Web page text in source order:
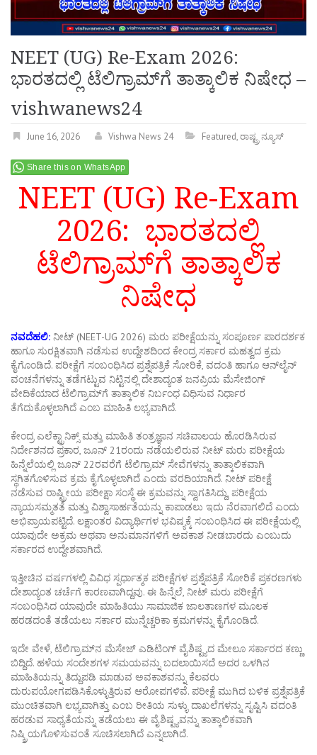
NEET (UG) Re-Exam 2026:
ಭಾರತದಲ್ಲಿ ಟೆಲಿಗ್ರಾಮ್‌ಗೆ ತಾತ್ಕಾಲಿಕ ನಿಷೇಧ –
vishwanews24
June 16, 2026 Vishwa News 24 Featured,ರಾಷ್ಟ್ರ ನ್ಯೂಸ್
Share this on WhatsApp
NEET (UG) Re-Exam
2026: ಭಾರತದಲ್ಲಿ
ಟೆಲಿಗ್ರಾಮ್‌ಗೆ ತಾತ್ಕಾಲಿಕ
ನಿಷೇಧ
ನವದೆಹಲಿ: ನೀಟ್ (NEET-UG 2026) ಮರು ಪರೀಕ್ಷೆಯನ್ನು ಸಂಪೂರ್ಣ ಪಾರದರ್ಶಕ
ಹಾಗೂ ಸುರಕ್ಷಿತವಾಗಿ ನಡೆಸುವ ಉದ್ದೇಶದಿಂದ ಕೇಂದ್ರ ಸರ್ಕಾರ ಮಹತ್ವದ ಕ್ರಮ
ಕೈಗೊಂಡಿದೆ. ಪರೀಕ್ಷೆಗೆ ಸಂಬಂಧಿಸಿದ ಪ್ರಶ್ನೆಪತ್ರಿಕೆ ಸೋರಿಕೆ, ವದಂತಿ ಹಾಗೂ ಆನ್‌ಲೈನ್
ವಂಚನೆಗಳನ್ನು ತಡೆಗಟ್ಟುವ ನಿಟ್ಟಿನಲ್ಲಿ ದೇಶಾದ್ಯಂತ ಜನಪ್ರಿಯ ಮೆಸೇಜಿಂಗ್
ವೇದಿಕೆಯಾದ ಟೆಲಿಗ್ರಾಮ್‌ಗೆ ತಾತ್ಕಾಲಿಕ ನಿರ್ಬಂಧ ವಿಧಿಸುವ ನಿರ್ಧಾರ
ತೆಗೆದುಕೊಳ್ಳಲಾಗಿದೆ ಎಂಬ ಮಾಹಿತಿ ಲಭ್ಯವಾಗಿದೆ.
ಕೇಂದ್ರ ಎಲೆಕ್ಟ್ರಾನಿಕ್ಸ್ ಮತ್ತು ಮಾಹಿತಿ ತಂತ್ರಜ್ಞಾನ ಸಚಿವಾಲಯ ಹೊರಡಿಸಿರುವ
ನಿರ್ದೇಶನದ ಪ್ರಕಾರ, ಜೂನ್ 21ರಂದು ನಡೆಯಲಿರುವ ನೀಟ್ ಮರು ಪರೀಕ್ಷೆಯ
ಹಿನ್ನೆಲೆಯಲ್ಲಿ ಜೂನ್ 22ರವರೆಗೆ ಟೆಲಿಗ್ರಾಮ್ ಸೇವೆಗಳನ್ನು ತಾತ್ಕಾಲಿಕವಾಗಿ
ಸ್ಥಗಿತಗೊಳಿಸುವ ಕ್ರಮ ಕೈಗೊಳ್ಳಲಾಗಿದೆ ಎಂದು ವರದಿಯಾಗಿದೆ. ನೀಟ್ ಪರೀಕ್ಷೆ
ನಡೆಸುವ ರಾಷ್ಟ್ರೀಯ ಪರೀಕ್ಷಾ ಸಂಸ್ಥೆ ಈ ಕ್ರಮವನ್ನು ಸ್ವಾಗತಿಸಿದ್ದು, ಪರೀಕ್ಷೆಯ
ನ್ಯಾಯಸಮ್ಮತತೆ ಮತ್ತು ವಿಶ್ವಾಸಾರ್ಹತೆಯನ್ನು ಕಾಪಾಡಲು ಇದು ನೆರವಾಗಲಿದೆ ಎಂದು
ಅಭಿಪ್ರಾಯಪಟ್ಟಿದೆ. ಲಕ್ಷಾಂತರ ವಿದ್ಯಾರ್ಥಿಗಳ ಭವಿಷ್ಯಕ್ಕೆ ಸಂಬಂಧಿಸಿದ ಈ ಪರೀಕ್ಷೆಯಲ್ಲಿ
ಯಾವುದೇ ಅಕ್ರಮ ಅಥವಾ ಅನುಮಾನಗಳಿಗೆ ಅವಕಾಶ ನೀಡಬಾರದು ಎಂಬುದು
ಸರ್ಕಾರದ ಉದ್ದೇಶವಾಗಿದೆ.
ಇತ್ತೀಚಿನ ವರ್ಷಗಳಲ್ಲಿ ವಿವಿಧ ಸ್ಪರ್ಧಾತ್ಮಕ ಪರೀಕ್ಷೆಗಳ ಪ್ರಶ್ನೆಪತ್ರಿಕೆ ಸೋರಿಕೆ ಪ್ರಕರಣಗಳು
ದೇಶಾದ್ಯಂತ ಚರ್ಚೆಗೆ ಕಾರಣವಾಗಿದ್ದವು. ಈ ಹಿನ್ನೆಲೆ, ನೀಟ್ ಮರು ಪರೀಕ್ಷೆಗೆ
ಸಂಬಂಧಿಸಿದ ಯಾವುದೇ ಮಾಹಿತಿಯು ಸಾಮಾಜಿಕ ಜಾಲತಾಣಗಳ ಮೂಲಕ
ಹರಡದಂತೆ ತಡೆಯಲು ಸರ್ಕಾರ ಮುನ್ನೆಚ್ಚರಿಕಾ ಕ್ರಮಗಳನ್ನು ಕೈಗೊಂಡಿದೆ.
ಇದೇ ವೇಳೆ, ಟೆಲಿಗ್ರಾಮ್‌ನ ಮೆಸೇಜ್ ಎಡಿಟಿಂಗ್ ವೈಶಿಷ್ಟ್ಯದ ಮೇಲೂ ಸರ್ಕಾರದ ಕಣ್ಣು
ಬಿದ್ದಿದೆ. ಹಳೆಯ ಸಂದೇಶಗಳ ಸಮಯವನ್ನು ಬದಲಾಯಿಸದೆ ಅದರ ಒಳಗಿನ
ಮಾಹಿತಿಯನ್ನು ತಿದ್ದುಪಡಿ ಮಾಡುವ ಅವಕಾಶವನ್ನು ಕೆಲವರು
ದುರುಪಯೋಗಪಡಿಸಿಕೊಳ್ಳುತ್ತಿರುವ ಆರೋಪಗಳಿವೆ. ಪರೀಕ್ಷೆ ಮುಗಿದ ಬಳಿಕ ಪ್ರಶ್ನೆಪತ್ರಿಕೆ
ಮುಂಚಿತವಾಗಿ ಲಭ್ಯವಾಗಿತ್ತು ಎಂಬ ರೀತಿಯ ಸುಳ್ಳು ದಾಖಲೆಗಳನ್ನು ಸೃಷ್ಟಿಸಿ ವದಂತಿ
ಹರಡುವ ಸಾಧ್ಯತೆಯನ್ನು ತಡೆಯಲು ಈ ವೈಶಿಷ್ಟ್ಯವನ್ನು ತಾತ್ಕಾಲಿಕವಾಗಿ
ನಿಷ್ಕ್ರಿಯಗೊಳಿಸುವಂತೆ ಸೂಚಿಸಲಾಗಿದೆ ಎನ್ನಲಾಗಿದೆ.